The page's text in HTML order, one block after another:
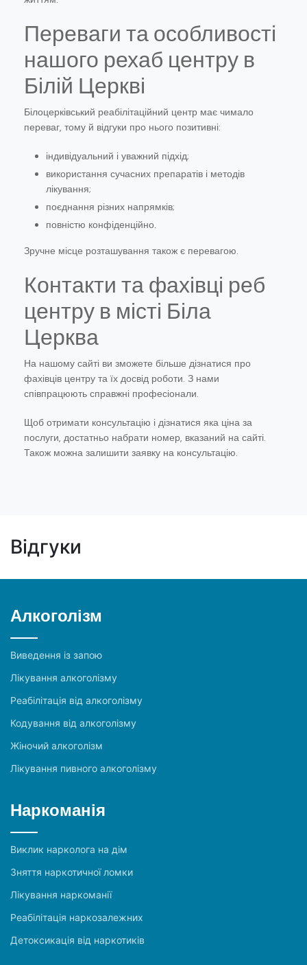
Переваги та особливості
нашого рехаб центру в
Білій Церкві
Білоцерківський реабілітаційний центр має чимало
переваг, тому й відгуки про нього позитивні:
індивідуальний і уважний підхід;
використання сучасних препаратів і методів
лікування;
поєднання різних напрямків;
повністю конфіденційно.
Зручне місце розташування також є перевагою.
Контакти та фахівці реб
центру в місті Біла
Церква
На нашому сайті ви зможете більше дізнатися про
фахівців центру та їх досвід роботи. З нами
співпрацюють справжні професіонали.
Щоб отримати консультацію і дізнатися яка ціна за
послуги, достатньо набрати номер, вказаний на сайті.
Також можна залишити заявку на консультацію.
Відгуки
Алкоголізм
Виведення із запою
Лікування алкоголізму
Реабілітація від алкоголізму
Кодування від алкоголізму
Жіночий алкоголізм
Лікування пивного алкоголізму
Наркоманія
Виклик нарколога на дім
Зняття наркотичної ломки
Лікування наркоманії
Реабілітація наркозалежних
Детоксикація від наркотиків